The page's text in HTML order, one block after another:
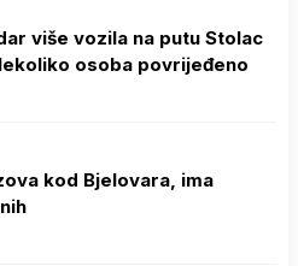
više vozila na putu Stolac
osoba povrijeđeno
kod Bjelovara, ima